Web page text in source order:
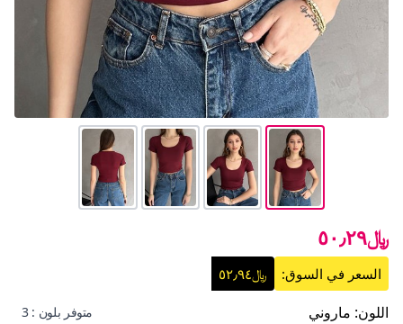
﷼٥٠٫٢٩
السعر في السوق: ﷼٥٢٫٩٤
اللون: ماروني متوفر بلون : 3